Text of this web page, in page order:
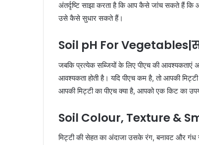
अंतर्दृष्टि साझा करता है कि आप कैसे जांच सकते हैं कि
उसे कैसे सुधार सकते हैं।
Soil pH For
जबकि प्रत्येक सब्जियों के लिए पीएच की
आवश्यकता होती है। यदि पीएच कम है, तो आपकी
आपकी मिट्टी का पीएच क्या है, आपको एक किट का
Soil Colour, Texture &
मिट्टी की सेहत का अंदाजा उसके रंग, बनावट और गंध